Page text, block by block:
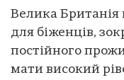
Велика
для біженців,
постійного
мати високий